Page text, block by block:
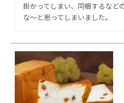
掛かってしまい、同梱するなど
な〜と思ってしまいました。